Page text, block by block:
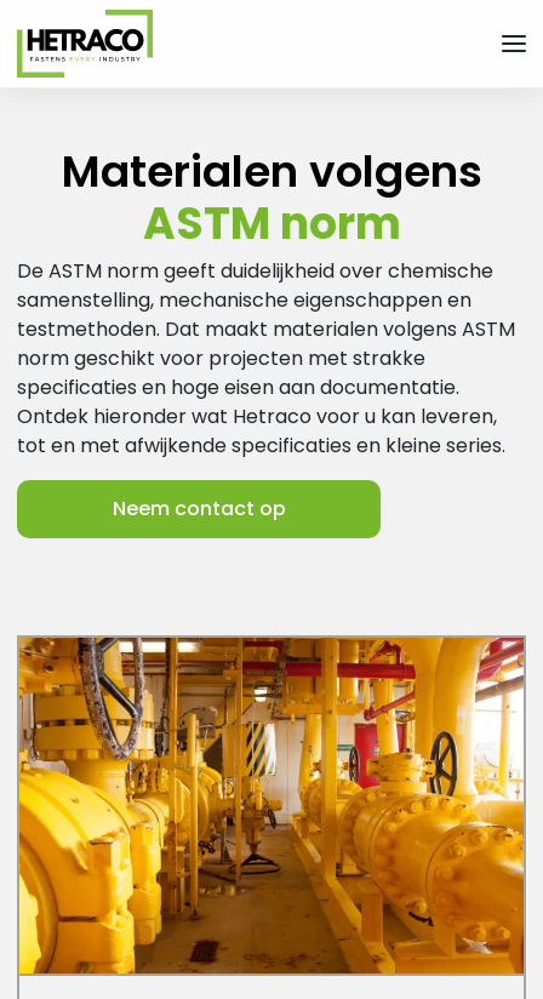
- Home pagina
Materialen volgens
ASTM norm
De ASTM norm geeft duidelijkheid over chemische
samenstelling, mechanische eigenschappen en
testmethoden. Dat maakt materialen volgens ASTM
norm geschikt voor projecten met strakke
specificaties en hoge eisen aan documentatie.
Ontdek hieronder wat Hetraco voor u kan leveren,
tot en met afwijkende specificaties en kleine series.
Neem contact op